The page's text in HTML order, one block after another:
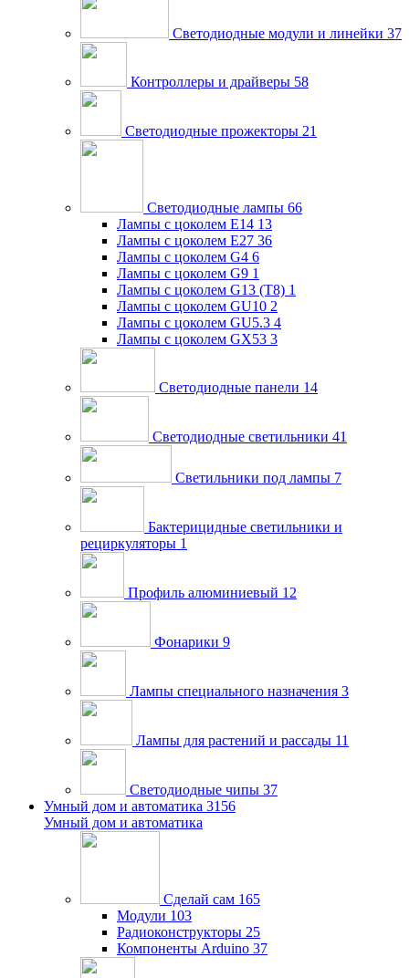
Светодиодные модули и линейки 37
Контроллеры и драйверы 58
Светодиодные прожекторы 21
Светодиодные лампы 66
Лампы с цоколем E14 13
Лампы с цоколем E27 36
Лампы с цоколем G4 6
Лампы с цоколем G9 1
Лампы с цоколем G13 (Т8) 1
Лампы с цоколем GU10 2
Лампы с цоколем GU5.3 4
Лампы с цоколем GX53 3
Светодиодные панели 14
Светодиодные светильники 41
Светильники под лампы 7
Бактерицидные светильники и
рециркуляторы 1
Профиль алюминиевый 12
Фонарики 9
Лампы специального назначения 3
Лампы для растений и рассады 11
Светодиодные чипы 37
Умный дом и автоматика 3156
Умный дом и автоматика
Сделай сам 165
Модули 103
Радиоконструкторы 25
Компоненты Arduino 37